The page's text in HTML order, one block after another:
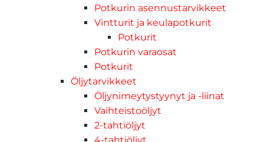
Potkurin asennustarvikkeet
Vintturit ja keulapotkurit
Potkurit
Potkurin varaosat
Potkurit
Öljytarvikkeet
Öljynimeytystyynyt ja -liinat
Vaihteistoöljyt
2-tahtiöljyt